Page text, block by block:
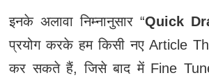
इनके अलावा निम्नानुसार “Quick
प्रयोग करके हम किसी नए Article
कर सकते हैं, जिसे बाद में Fine